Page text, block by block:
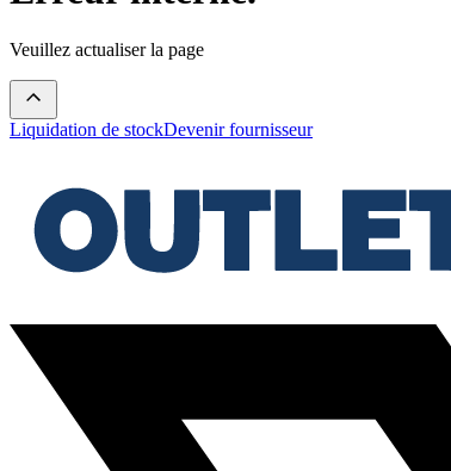
Veuillez actualiser la page
Liquidation de stockDevenir fournisseur